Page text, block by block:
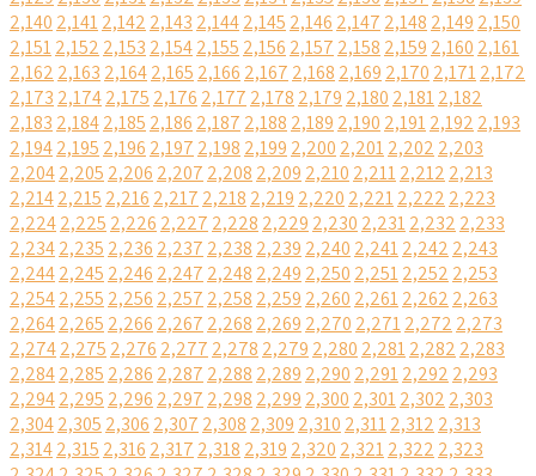
2,140 2,1412,142 2,143 2,1442,145 2,146 2,147 2,148 2,149 2,150
2,1512,152 2,153 2,1542,155 2,156 2,157 2,158 2,159 2,160 2,161
2,162 2,163 2,1642,165 2,166 2,167 2,168 2,169 2,170 2,1712,172
2,173 2,1742,175 2,176 2,177 2,178 2,179 2,180 2,1812,182
2,183 2,1842,185 2,186 2,187 2,188 2,189 2,190 2,1912,192 2,193
2,1942,195 2,196 2,197 2,198 2,199 2,200 2,2012,202 2,203
2,2042,205 2,206 2,207 2,208 2,209 2,210 2,2112,212 2,213
2,2142,215 2,216 2,217 2,218 2,219 2,220 2,2212,222 2,223
2,2242,225 2,226 2,227 2,228 2,229 2,230 2,2312,232 2,233
2,2342,235 2,236 2,237 2,238 2,239 2,240 2,2412,242 2,243
2,2442,245 2,246 2,247 2,248 2,249 2,250 2,2512,252 2,253
2,2542,255 2,256 2,257 2,258 2,259 2,260 2,2612,262 2,263
2,2642,265 2,266 2,267 2,268 2,269 2,270 2,2712,272 2,273
2,2742,275 2,276 2,277 2,278 2,279 2,280 2,2812,282 2,283
2,2842,285 2,286 2,287 2,288 2,289 2,290 2,2912,292 2,293
2,2942,295 2,296 2,297 2,298 2,299 2,300 2,3012,302 2,303
2,3042,305 2,306 2,307 2,308 2,309 2,310 2,3112,312 2,313
2,3142,315 2,316 2,317 2,318 2,319 2,320 2,3212,322 2,323